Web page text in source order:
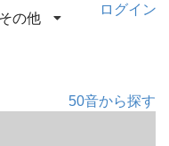
その他
ログイン
50音から探す